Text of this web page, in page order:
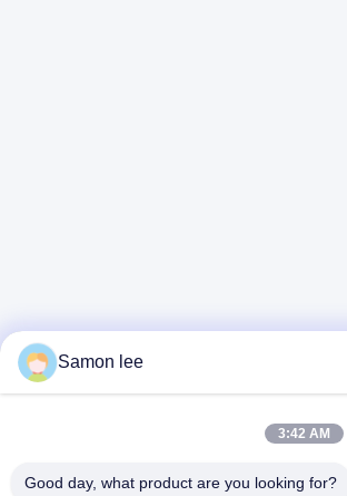
Samon lee
3:42 AM
Good day, what product are you looking for?